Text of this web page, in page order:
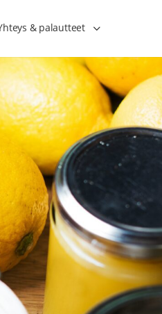
& palautteet